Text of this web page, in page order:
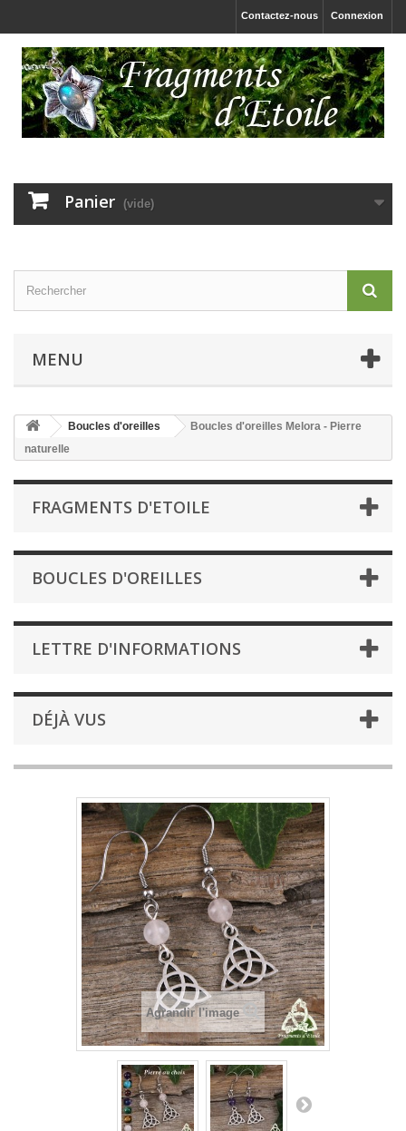
Connexion
Contactez-nous
Panier (vide)
MENU
Boucles d'oreilles
Boucles d'oreilles Melora - Pierre
naturelle
FRAGMENTS D'ETOILE
BOUCLES D'OREILLES
LETTRE D'INFORMATIONS
DÉJÀ VUS
Agrandir l'image